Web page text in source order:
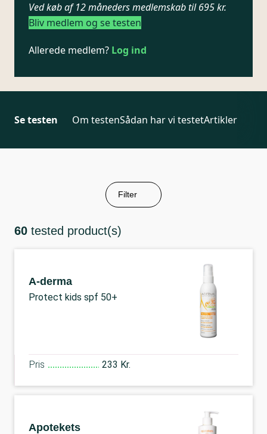
Ved køb af 12 måneders medlemskab til 695 kr.
Bliv medlem og se testen
Allerede medlem? Log ind
Se testen Om testenSådan har vi testetArtikler
Filter
60 tested product(s)
A-derma
Protect kids spf 50+
Pris 233 Kr.
Apotekets